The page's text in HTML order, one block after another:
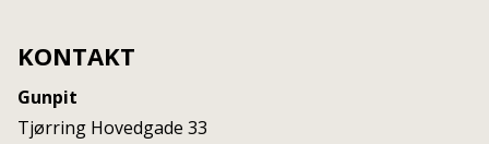
KONTAKT
Gunpit
Tjørring Hovedgade 33